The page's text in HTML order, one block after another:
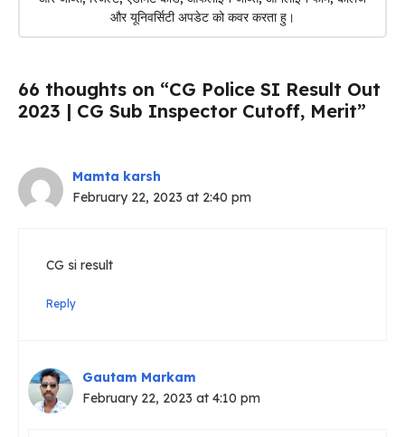
और यूनिवर्सिटी अपडेट को कवर करता हु।
66 thoughts on “CG Police SI Result Out
2023 | CG Sub Inspector Cutoff, Merit”
Mamta karsh
February 22, 2023 at 2:40 pm
CG si result
Reply
Gautam Markam
February 22, 2023 at 4:10 pm